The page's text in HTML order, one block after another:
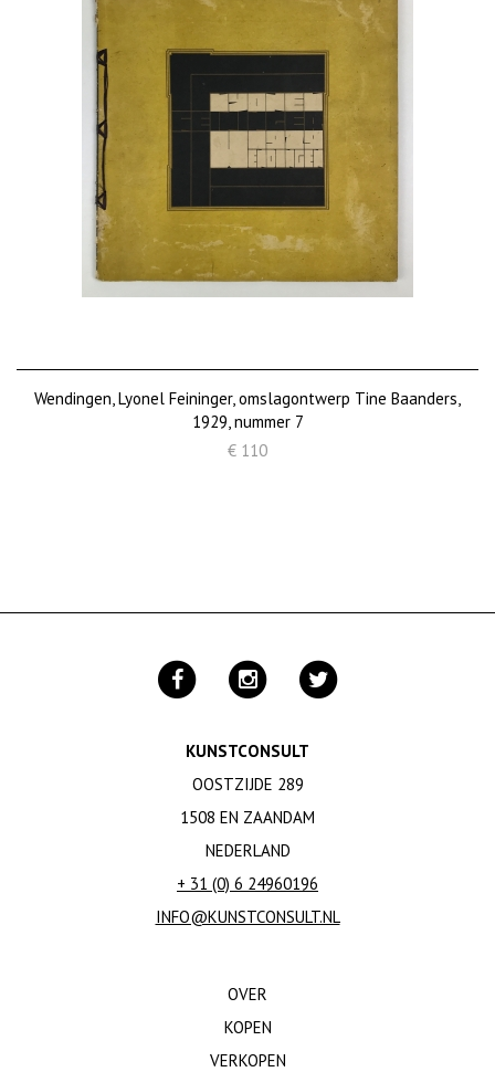
Wendingen, Lyonel Feininger, omslagontwerp Tine Baanders,
1929, nummer 7
€ 110
KUNSTCONSULT
OOSTZIJDE 289
1508 EN ZAANDAM
NEDERLAND
+ 31 (0) 6 24960196
INFO@KUNSTCONSULT.NL
OVER
KOPEN
VERKOPEN